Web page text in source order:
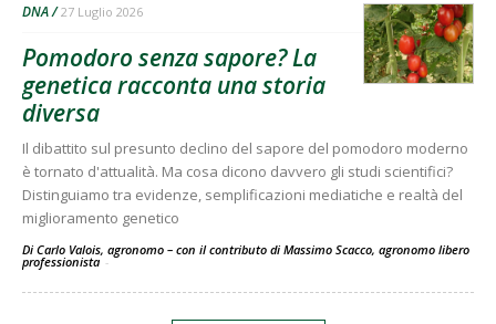
DNA 27 Luglio 2026
Pomodoro senza sapore? La
genetica racconta una storia
diversa
Il dibattito sul presunto declino del sapore del pomodoro moderno
è tornato d'attualità. Ma cosa dicono davvero gli studi scientifici?
Distinguiamo tra evidenze, semplificazioni mediatiche e realtà del
miglioramento genetico
Di Carlo Valois, agronomo – con il contributo di Massimo Scacco, agronomo libero
professionista -